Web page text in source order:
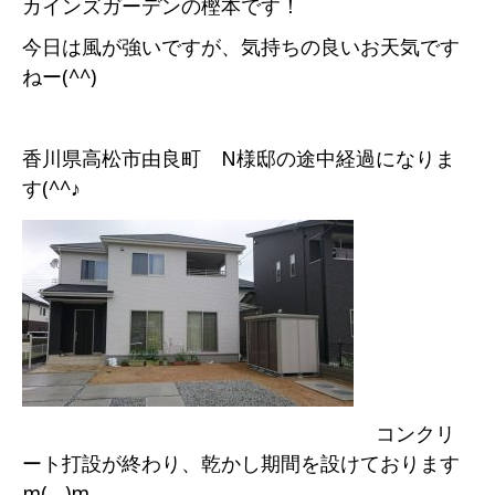
今日は風が強いですが、気持ちの良いお天気です
ねー(^^)
香川県高松市由良町 N様邸の途中経過になりま
す(^^♪
コンクリ
ート打設が終わり、乾かし期間を設けております